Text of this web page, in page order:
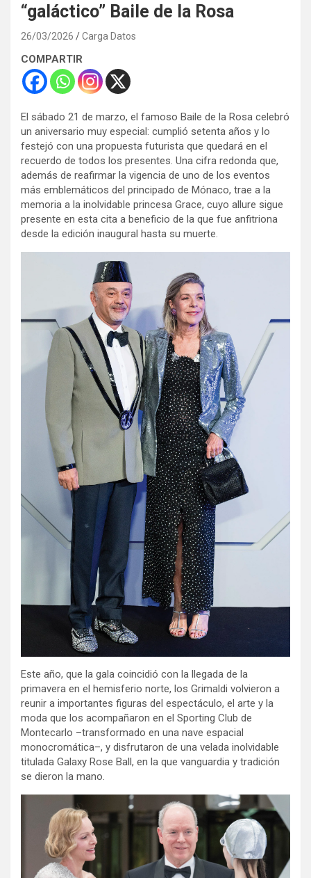
“galáctico” Baile de la Rosa
26/03/2026 Carga Datos
COMPARTIR
El sábado 21 de marzo, el famoso Baile de la Rosa celebró
un aniversario muy especial: cumplió setenta años y lo
festejó con una propuesta futurista que quedará en el
recuerdo de todos los presentes. Una cifra redonda que,
además de reafirmar la vigencia de uno de los eventos
más emblemáticos del principado de Mónaco, trae a la
memoria a la inolvidable princesa Grace, cuyo allure sigue
presente en esta cita a beneficio de la que fue anfitriona
desde la edición inaugural hasta su muerte.
Este año, que la gala coincidió con la llegada de la
primavera en el hemisferio norte, los Grimaldi volvieron a
reunir a importantes figuras del espectáculo, el arte y la
moda que los acompañaron en el Sporting Club de
Montecarlo –transformado en una nave espacial
monocromática–, y disfrutaron de una velada inolvidable
titulada Galaxy Rose Ball, en la que vanguardia y tradición
se dieron la mano.